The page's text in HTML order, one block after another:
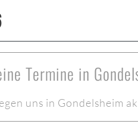
Termine in
uns in Gondelsheim